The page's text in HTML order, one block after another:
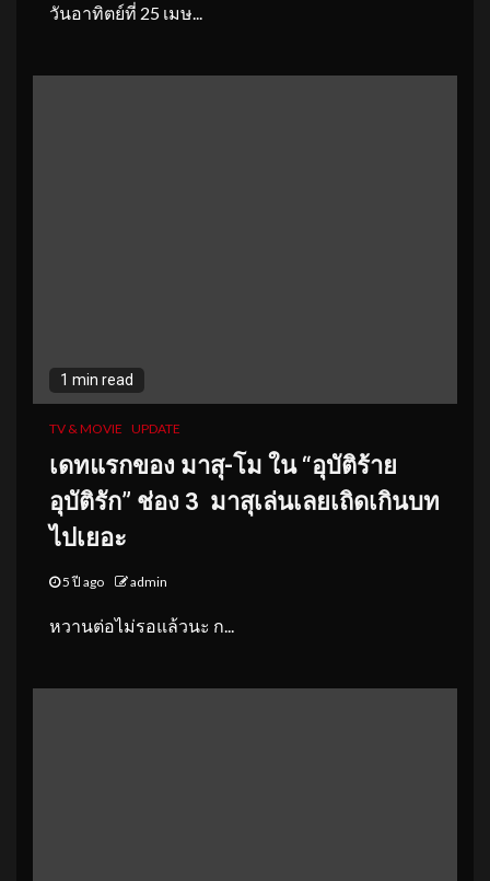
วันอาทิตย์ที่ 25 เมษ...
1 min read
TV & MOVIE UPDATE
เดทแรกของ มาสุ-โม ใน “อุบัติร้าย
อุบัติรัก” ช่อง 3 มาสุเล่นเลยเถิดเกินบท
ไปเยอะ
5 ปี ago admin
หวานต่อไม่รอแล้วนะ ก...